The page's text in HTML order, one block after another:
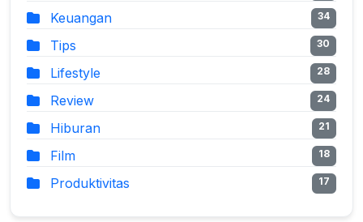
Keuangan 34
Tips 30
Lifestyle 28
Review 24
Hiburan 21
Film 18
Produktivitas 17